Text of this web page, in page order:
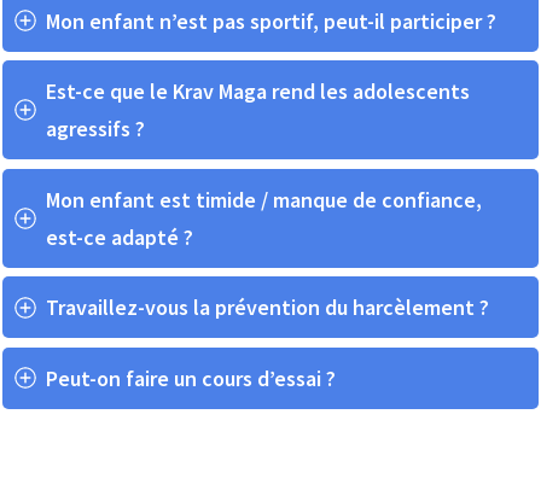
Mon enfant n’est pas sportif, peut-il participer ?
Est-ce que le Krav Maga rend les adolescents
agressifs ?
Mon enfant est timide / manque de confiance,
est-ce adapté ?
Travaillez-vous la prévention du harcèlement ?
Peut-on faire un cours d’essai ?